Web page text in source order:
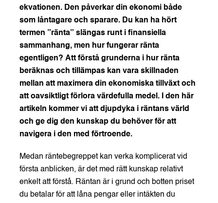
ekvationen. Den påverkar din ekonomi både
som låntagare och sparare. Du kan ha hört
termen ”ränta” slängas runt i finansiella
sammanhang, men hur fungerar ränta
egentligen? Att förstå grunderna i hur ränta
beräknas och tillämpas kan vara skillnaden
mellan att maximera din ekonomiska tillväxt och
att oavsiktligt förlora värdefulla medel. I den här
artikeln kommer vi att djupdyka i räntans värld
och ge dig den kunskap du behöver för att
navigera i den med förtroende.
Medan räntebegreppet kan verka komplicerat vid
första anblicken, är det med rätt kunskap relativt
enkelt att förstå. Räntan är i grund och botten priset
du betalar för att låna pengar eller intäkten du